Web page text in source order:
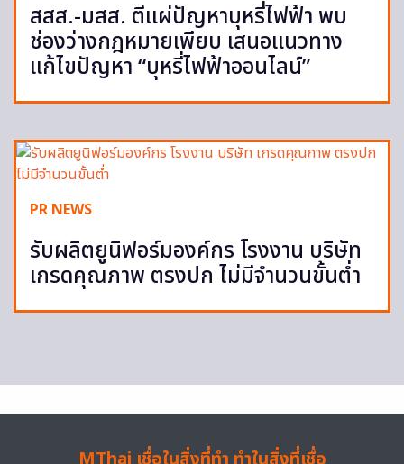
สสส.-มสส. ตีแผ่ปัญหาบุหรี่ไฟฟ้า พบ
ช่องว่างกฎหมายเพียบ เสนอแนวทาง
แก้ไขปัญหา “บุหรี่ไฟฟ้าออนไลน์”
PR NEWS
รับผลิตยูนิฟอร์มองค์กร โรงงาน บริษัท
เกรดคุณภาพ ตรงปก ไม่มีจำนวนขั้นต่ำ